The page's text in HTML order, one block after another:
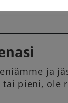
ja
pieni, ole